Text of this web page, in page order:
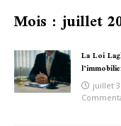
Mois :juillet
La Loi
juillet